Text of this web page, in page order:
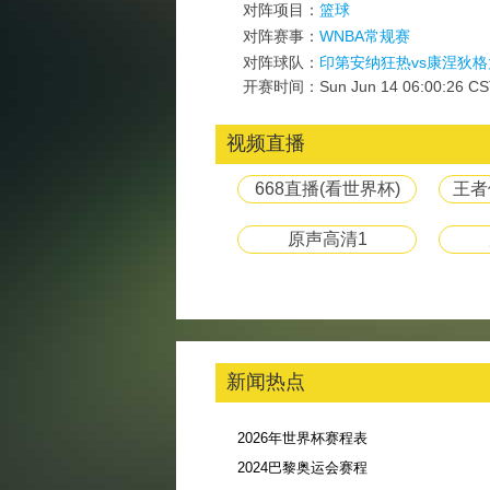
对阵项目： 篮球
对阵赛事： WNBA常规赛
对阵球队： 印第安纳狂热vs康涅狄
开赛时间：Sun Jun 14 06:00:26
视频直播
668直播(看世界杯) 王
原声高清1
新闻热点
2026年世界杯赛程表
2024巴黎奥运会赛程